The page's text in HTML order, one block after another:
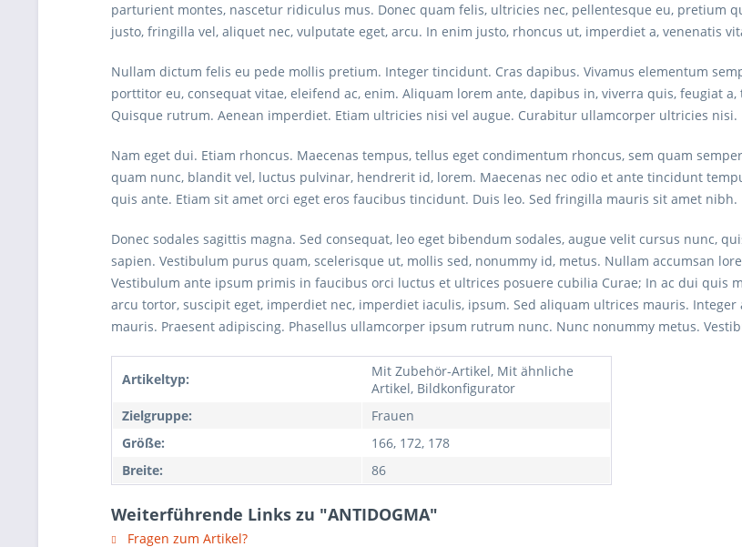
parturient montes, nascetur ridiculus mus. Donec quam felis, ultricies nec, pellentesque eu, pretium
justo, fringilla vel, aliquet nec, vulputate eget, arcu. In enim justo, rhoncus ut, imperdiet a, venenatis
Nullam dictum felis eu pede mollis pretium. Integer tincidunt. Cras dapibus. Vivamus elementum
porttitor eu, consequat vitae, eleifend ac, enim. Aliquam lorem ante, dapibus in, viverra quis, feugiat
Quisque rutrum. Aenean imperdiet. Etiam ultricies nisi vel augue. Curabitur ullamcorper ultricies nisi.
Nam eget dui. Etiam rhoncus. Maecenas tempus, tellus eget condimentum rhoncus, sem quam
quam nunc, blandit vel, luctus pulvinar, hendrerit id, lorem. Maecenas nec odio et ante tincidunt
quis ante. Etiam sit amet orci eget eros faucibus tincidunt. Duis leo. Sed fringilla mauris sit amet nibh.
Donec sodales sagittis magna. Sed consequat, leo eget bibendum sodales, augue velit cursus nunc,
sapien. Vestibulum purus quam, scelerisque ut, mollis sed, nonummy id, metus. Nullam accumsan
Vestibulum ante ipsum primis in faucibus orci luctus et ultrices posuere cubilia Curae; In ac dui quis
arcu tortor, suscipit eget, imperdiet nec, imperdiet iaculis, ipsum. Sed aliquam ultrices mauris. Integer
mauris. Praesent adipiscing. Phasellus ullamcorper ipsum rutrum nunc. Nunc nonummy metus.
Artikeltyp:
Mit Zubehör-Artikel, Mit ähnliche
Artikel, Bildkonfigurator
Zielgruppe:
Frauen
Größe:
166, 172, 178
Breite:
86
Weiterführende Links zu "ANTIDOGMA"
Fragen zum Artikel?